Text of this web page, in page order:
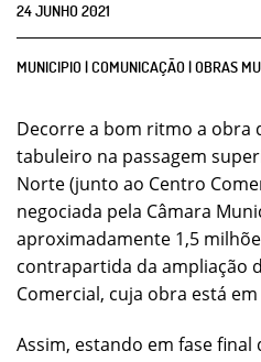
24JUNHO2021
MUNICIPIO | COMUNICAÇÃO | OBRAS
Decorre a bom ritmo a obra
tabuleiro na passagem
Norte (junto ao Centro
negociada pela Câmara
aproximadamente 1,5
contrapartida da ampliação
Comercial, cuja obra está
Assim, estando em fase final